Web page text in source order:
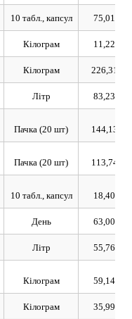
10 табл., капсул 75,01
Кілограм 11,22
Кілограм 226,31
Літр 83,23
Пачка (20 шт) 144,13
Пачка (20 шт) 113,74
10 табл., капсул 18,40
День 63,00
Літр 55,76
Кілограм 59,14
Кілограм 35,99